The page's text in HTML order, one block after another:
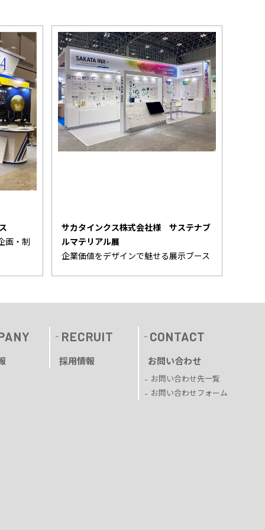
画・制
サカタインクス株式会社様 サステナブ
ルマテリアル展
企業価値をデザインで魅せる展示ブース
RECRUIT
採用情報
CONTACT
お問い合わせ
お問い合わせ先一覧
お問い合わせフォーム